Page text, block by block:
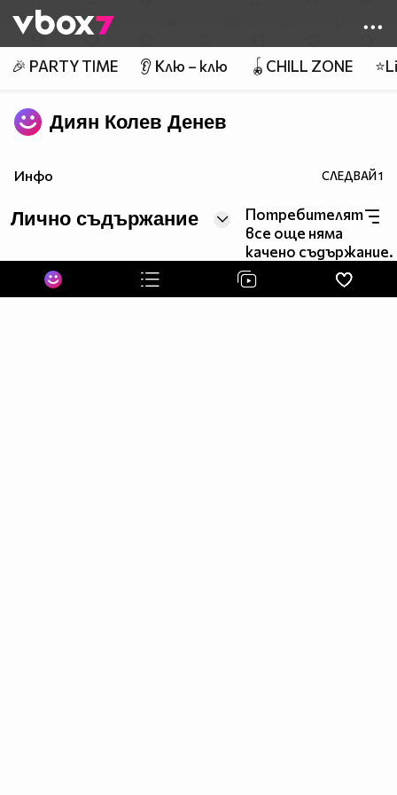
👾
🎉 PARTY TIME 👂 Клю – клю 🪀CHILL ZONE
Диян Колев Денев
Инфо СЛЕДВАЙ1
Лично съдържание
Потребителят
все още няма
качено съдържание.